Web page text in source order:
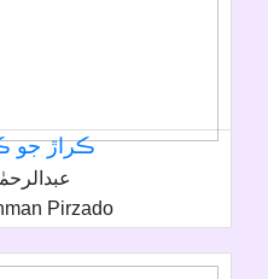
ڪراڙ جو
Pirzado